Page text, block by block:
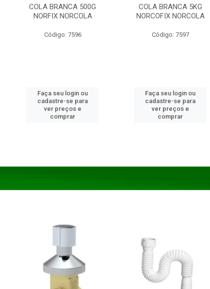
COLA BRANCA 500G
NORFIX NORCOLA
Código: 7596
Faça seu login ou
cadastre-se para
ver preços e
comprar
COLA BRANCA 5KG
NORCOFIX NORCOLA
Código: 7597
Faça seu login ou
cadastre-se para
ver preços e
comprar